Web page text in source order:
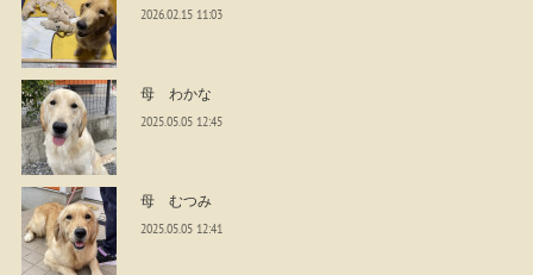
2026.02.15 11:03
母 わかな
2025.05.05 12:45
母 むつみ
2025.05.05 12:41